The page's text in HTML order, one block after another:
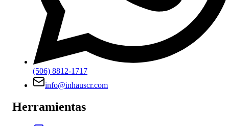
(506) 8812-1717
info@inhauscr.com
Herramientas